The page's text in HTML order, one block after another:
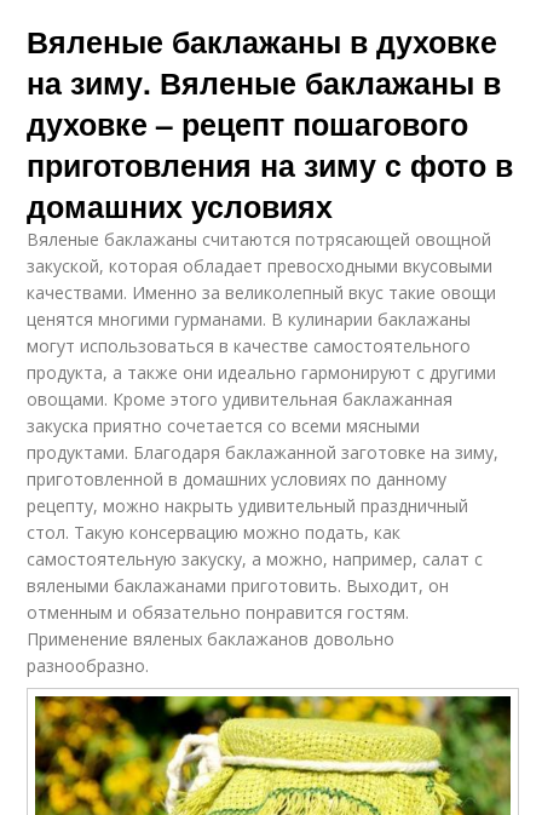
Вяленые баклажаны в духовке
на зиму. Вяленые баклажаны в
духовке – рецепт пошагового
приготовления на зиму с фото в
домашних условиях
Вяленые баклажаны считаются потрясающей овощной
закуской, которая обладает превосходными вкусовыми
качествами. Именно за великолепный вкус такие овощи
ценятся многими гурманами. В кулинарии баклажаны
могут использоваться в качестве самостоятельного
продукта, а также они идеально гармонируют с другими
овощами. Кроме этого удивительная баклажанная
закуска приятно сочетается со всеми мясными
продуктами. Благодаря баклажанной заготовке на зиму,
приготовленной в домашних условиях по данному
рецепту, можно накрыть удивительный праздничный
стол. Такую консервацию можно подать, как
самостоятельную закуску, а можно, например, салат с
вялеными баклажанами приготовить. Выходит, он
отменным и обязательно понравится гостям.
Применение вяленых баклажанов довольно
разнообразно.